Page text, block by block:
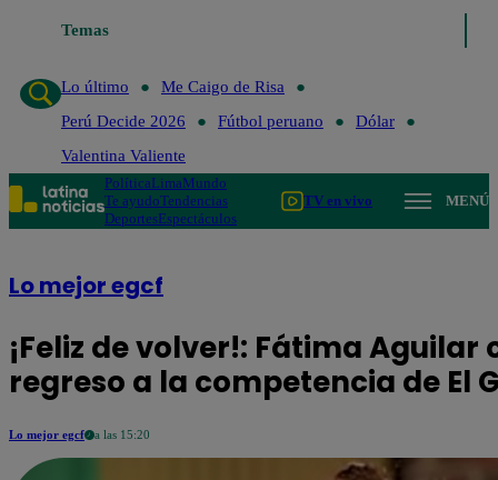
Temas
Lo último
Me Caigo de Risa
Perú Decide 2026
Fútbol peruano
Dólar
Valentina Valiente
PolíticaLimaMundo
Te ayudoTendencias
DeportesEspectáculos
TV en vivo MENÚ
Lo mejor egcf
¡Feliz de volver!: Fátima
regreso a la competencia de El
Lo mejor egcf a las 15:20